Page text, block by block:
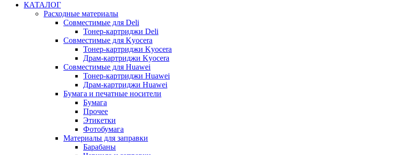
КАТАЛОГ
Расходные материалы
Совместимые для Deli
Тонер-картриджи Deli
Совместимые для Kyocera
Тонер-картриджи Kyocera
Драм-картриджи Kyocera
Совместимые для Huawei
Тонер-картриджи Huawei
Драм-картриджи Huawei
Бумага и печатные носители
Бумага
Прочее
Этикетки
Фотобумага
Материалы для заправки
Барабаны